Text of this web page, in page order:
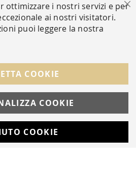
PAYMENTS
US ON SOCIAL MEDIA
ottimizzare i nostri servizi e per
ai nostri visitatori.
puoi leggere la nostra
COOKIE
COOKIE
COOKIE